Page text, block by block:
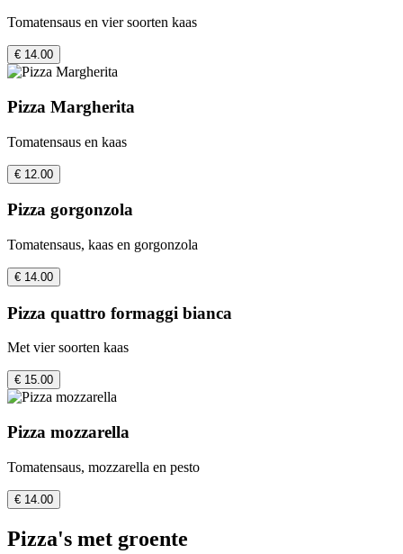
Tomatensaus en vier soorten kaas
€ 14.00
Pizza Margherita
Tomatensaus en kaas
€ 12.00
Pizza gorgonzola
Tomatensaus, kaas en gorgonzola
€ 14.00
Pizza quattro formaggi bianca
Met vier soorten kaas
€ 15.00
Pizza mozzarella
Tomatensaus, mozzarella en pesto
€ 14.00
Pizza's met groente